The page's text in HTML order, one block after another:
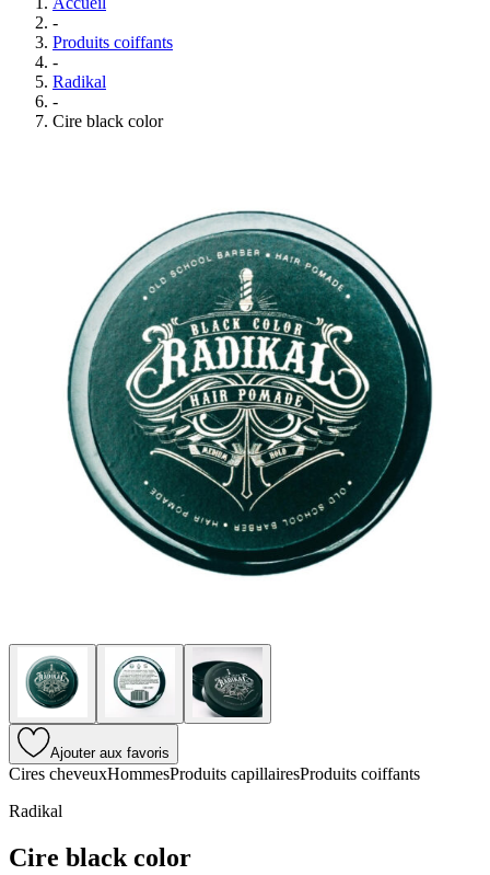
-
Produits coiffants
-
Radikal
-
Cire black color
Ajouter aux favoris
Cires cheveuxHommesProduits capillairesProduits coiffants
Radikal
Cire black color